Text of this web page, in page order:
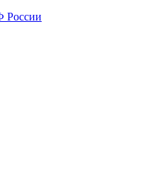
России